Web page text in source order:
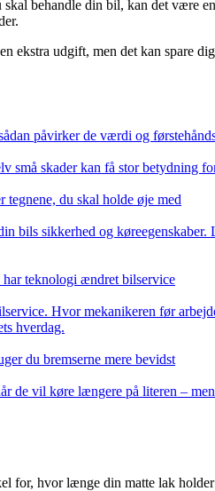
behandle din bil, kan det være
ekstra udgift, men det kan spare
påvirker de værdi og
små skader kan få stor betydning
du skal holde øje med
bils sikkerhed og
teknologi ændret bilservice
Hvor mekanikeren før
hverdag.
du bremserne mere bevidst
de vil køre længere på literen –
for, hvor længe din matte lak